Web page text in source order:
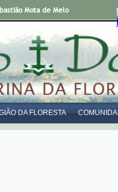
DA FLORESTA
Mota de Melo